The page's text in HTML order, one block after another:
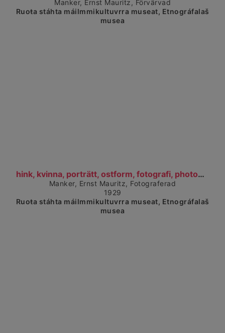
Manker, Ernst Mauritz, Förvärvad
Ruoŧa stáhta máilmmikultuvrra museat, Etnográfalaš
musea
hink, kvinna, porträtt, ostform, fotografi, photog...
Čájet dárkkes dieđuid
Manker, Ernst Mauritz, Fotograferad
1929
Ruoŧa stáhta máilmmikultuvrra museat, Etnográfalaš
musea